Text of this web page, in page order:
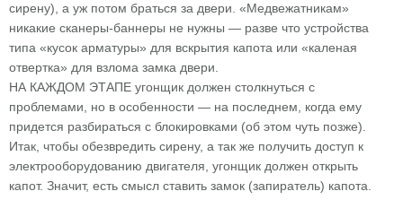
сирену), а уж потом браться за двери. «Медвежатникам»
никакие сканеры-баннеры не нужны — разве что устройства
типа «кусок арматуры» для вскрытия капота или «каленая
отвертка» для взлома замка двери.
НА КАЖДОМ ЭТАПЕ угонщик должен столкнуться с
проблемами, но в особенности — на последнем, когда ему
придется разбираться с блокировками (об этом чуть позже).
Итак, чтобы обезвредить сирену, а так же получить доступ к
электрооборудованию двигателя, угонщик должен открыть
капот. Значит, есть смысл ставить замок (запиратель) капота.